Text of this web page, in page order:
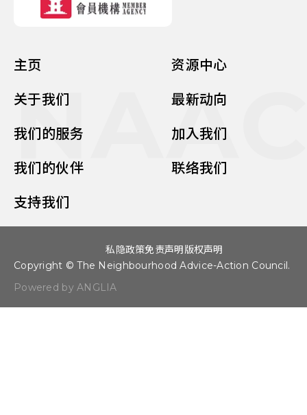
主页
关于我们
我们的服务
我们的伙伴
支持我们
资源中心
最新动向
加入我们
联络我们
Copyright © The Neighbourhood Advice-Action Council.
Powered by ANGLIA
私隐政策免责声明 版权声明